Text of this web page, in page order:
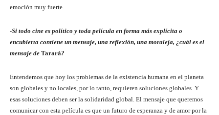
emoción muy fuerte.
-Si todo cine es político y toda película en forma más explícita o
encubierta contiene un mensaje, una reflexión, una moraleja, ¿cuál es el
mensaje de Tarará?
Entendemos que hoy los problemas de la existencia humana en el planeta
son globales y no locales, por lo tanto, requieren soluciones globales. Y
esas soluciones deben ser la solidaridad global. El mensaje que queremos
comunicar con esta película es que un futuro de esperanza y de amor por la